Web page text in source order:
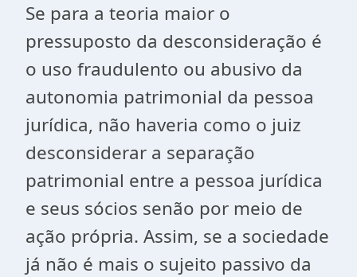
Se para a teoria maior o
pressuposto da desconsideração é
o uso fraudulento ou abusivo da
autonomia patrimonial da pessoa
jurídica, não haveria como o juiz
desconsiderar a separação
patrimonial entre a pessoa jurídica
e seus sócios senão por meio de
ação própria. Assim, se a sociedade
já não é mais o sujeito passivo da